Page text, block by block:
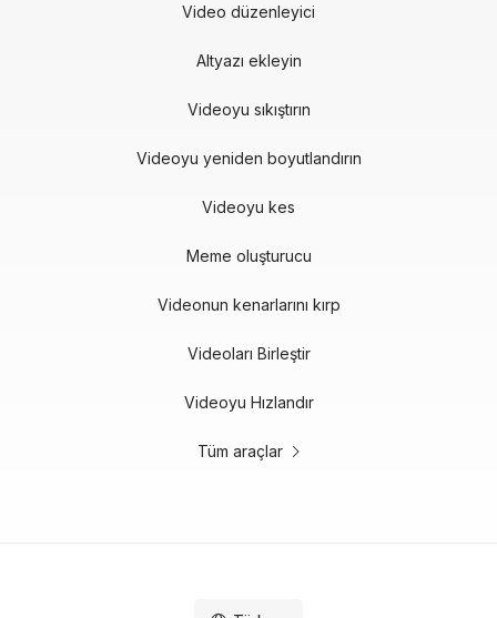
Video düzenleyici
Altyazı ekleyin
Videoyu sıkıştırın
Videoyu yeniden boyutlandırın
Videoyu kes
Meme oluşturucu
Videonun kenarlarını kırp
Videoları Birleştir
Videoyu Hızlandır
Tüm araçlar